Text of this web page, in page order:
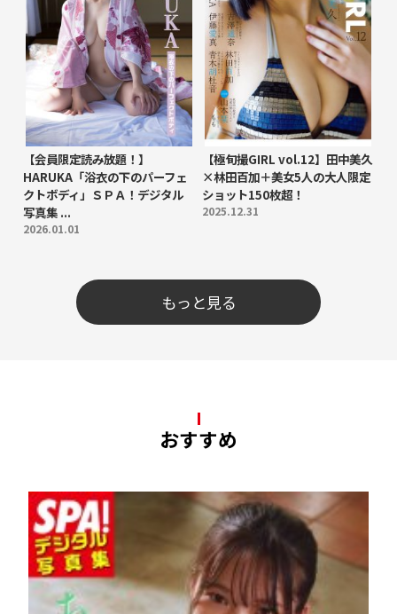
【会員限定読み放題！】
HARUKA「浴衣の下のパーフェ
クトボディ」ＳＰＡ！デジタル
写真集 ...
2026.01.01
【極旬撮GIRL vol.12】田中美久
×林田百加＋美女5人の大人限定
ショット150枚超！
2025.12.31
もっと見る
おすすめ